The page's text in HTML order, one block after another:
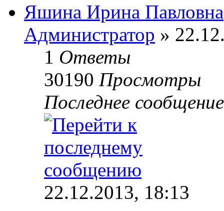
Яшина Ирина Павловна
Администратор »
1 Ответы
30190 Просмотры
Последнее
22.12.2013, 18:13